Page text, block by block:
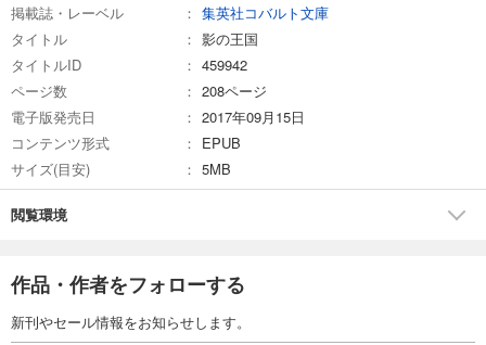
掲載誌・レーベル
集英社コバルト文庫
タイトル
影の王国
タイトルID
459942
ページ数
208ページ
電子版発売日
2017年09月15日
コンテンツ形式
EPUB
サイズ(目安)
5MB
閲覧環境
作品・作者をフォローする
新刊やセール情報をお知らせします。